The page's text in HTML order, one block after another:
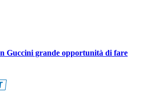
Guccini grande opportunità di fare